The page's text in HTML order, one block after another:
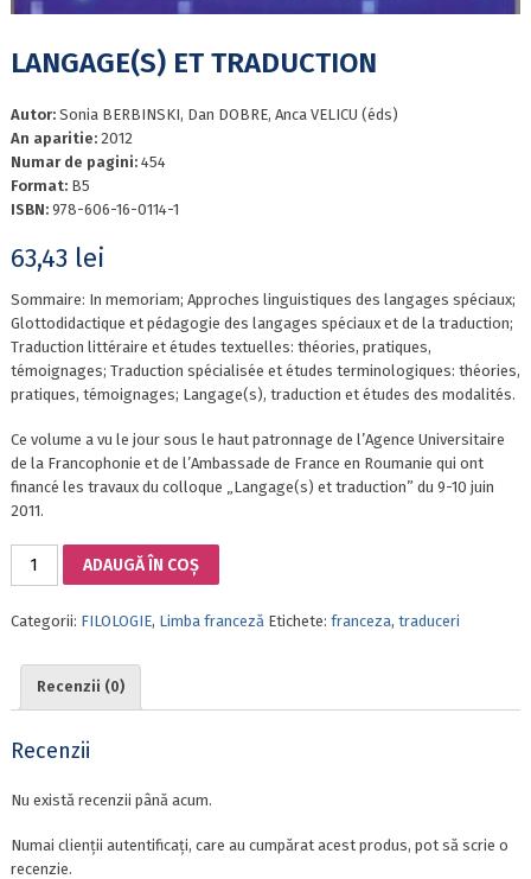
LANGAGE(S) ET TRADUCTION
Autor: Sonia BERBINSKI, Dan DOBRE, Anca VELICU (éds)
An aparitie: 2012
Numar de pagini: 454
Format: B5
ISBN: 978-606-16-0114-1
63,43 lei
Sommaire: In memoriam; Approches linguistiques des langages spéciaux;
Glottodidactique et pédagogie des langages spéciaux et de la traduction;
Traduction littéraire et études textuelles: théories, pratiques,
témoignages; Traduction spécialisée et études terminologiques: théories,
pratiques, témoignages; Langage(s), traduction et études des modalités.
Ce volume a vu le jour sous le haut patronnage de l’Agence Universitaire
de la Francophonie et de l’Ambassade de France en Roumanie qui ont
financé les travaux du colloque „Langage(s) et traduction” du 9-10 juin
2011.
Cantitate
LANGAGE(S)
TRADUCTION
ADAUGĂ ÎN COȘ
Categorii: FILOLOGIE, Limba franceză Etichete: franceza, traduceri
Recenzii (0)
Recenzii
Nu există recenzii până acum.
Numai clienții autentificați, care au cumpărat acest produs, pot să scrie o
recenzie.